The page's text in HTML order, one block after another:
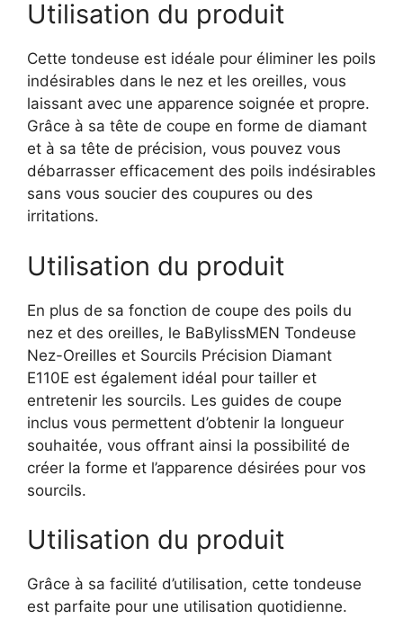
Utilisation du produit
Cette tondeuse est idéale pour éliminer les poils
indésirables dans le nez et les oreilles, vous
laissant avec une apparence soignée et propre.
Grâce à sa tête de coupe en forme de diamant
et à sa tête de précision, vous pouvez vous
débarrasser efficacement des poils indésirables
sans vous soucier des coupures ou des
irritations.
Utilisation du produit
En plus de sa fonction de coupe des poils du
nez et des oreilles, le BaBylissMEN Tondeuse
Nez-Oreilles et Sourcils Précision Diamant
E110E est également idéal pour tailler et
entretenir les sourcils. Les guides de coupe
inclus vous permettent d’obtenir la longueur
souhaitée, vous offrant ainsi la possibilité de
créer la forme et l’apparence désirées pour vos
sourcils.
Utilisation du produit
Grâce à sa facilité d’utilisation, cette tondeuse
est parfaite pour une utilisation quotidienne.